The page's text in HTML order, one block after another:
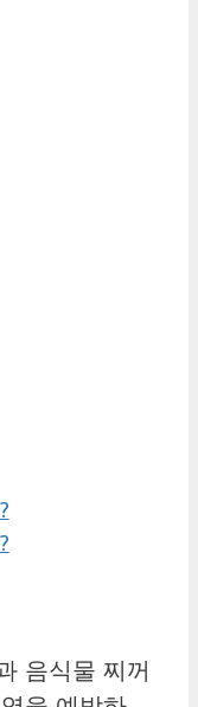
음식물 찌꺼